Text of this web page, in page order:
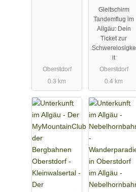
Oberstdorf
0.3 km
Tandemflieg
en im Allgäu
Gleitschirm
Tandemflug im
Allgäu: Dein
Ticket zur
Schwerelosigke
it
Oberstdorf
0.4 km